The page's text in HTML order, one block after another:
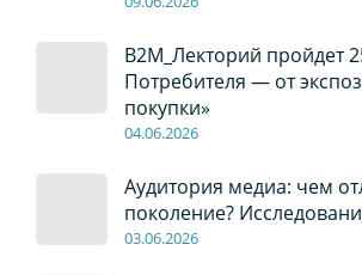
B2M_Лекторий пройдет
Потребителя — от
покупки»
04.06.2026
Аудитория медиа: чем
поколение?
03.06.2026